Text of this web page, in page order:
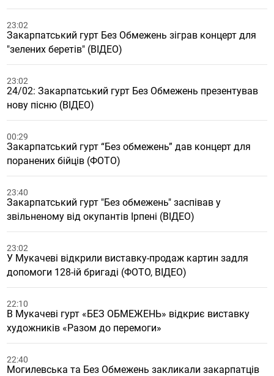
23:02
Закарпатський гурт Без Обмежень зіграв концерт для
"зелених беретів" (ВІДЕО)
23:02
24/02: Закарпатський гурт Без Обмежень презентував
нову пісню (ВІДЕО)
00:29
Закарпатський гурт “Без обмежень” дав концерт для
поранених бійців (ФОТО)
23:40
Закарпатський гурт "Без обмежень" заспівав у
звільненому від окупантів Ірпені (ВІДЕО)
23:02
У Мукачеві відкрили виставку-продаж картин задля
допомоги 128-ій бригаді (ФОТО, ВІДЕО)
22:10
В Мукачеві гурт «БЕЗ ОБМЕЖЕНЬ» відкриє виставку
художників «Разом до перемоги»
22:40
Могилевська та Без Обмежень закликали закарпатців